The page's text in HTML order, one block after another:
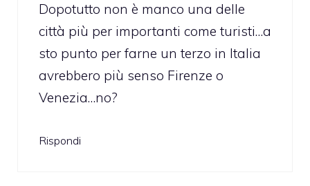
Dopotutto non è manco una delle
città più per importanti come turisti…a
sto punto per farne un terzo in Italia
avrebbero più senso Firenze o
Venezia…no?
Rispondi